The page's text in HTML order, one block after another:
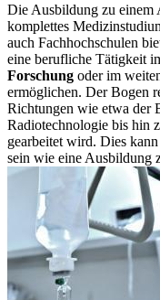
Die Ausbildung zu einem
komplettes
auch Fachhochschulen
eine berufliche Tätigkeit
Forschung oder im
ermöglichen. Der Bogen
Richtungen wie etwa der
Radiotechnologie bis hin
gearbeitet wird. Dies
sein wie eine Ausbildung